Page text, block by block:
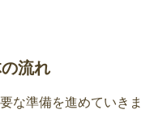
返納
流れ
な準備を進めていきま